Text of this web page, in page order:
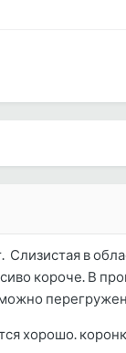
в
короче. В
хорошо.